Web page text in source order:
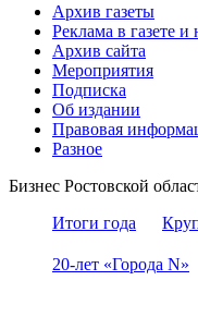
Архив газеты
Реклама в газете и
Архив сайта
Мероприятия
Подписка
Об издании
Правовая
Разное
Бизнес Ростовской
Итоги года
20-лет «Города N»